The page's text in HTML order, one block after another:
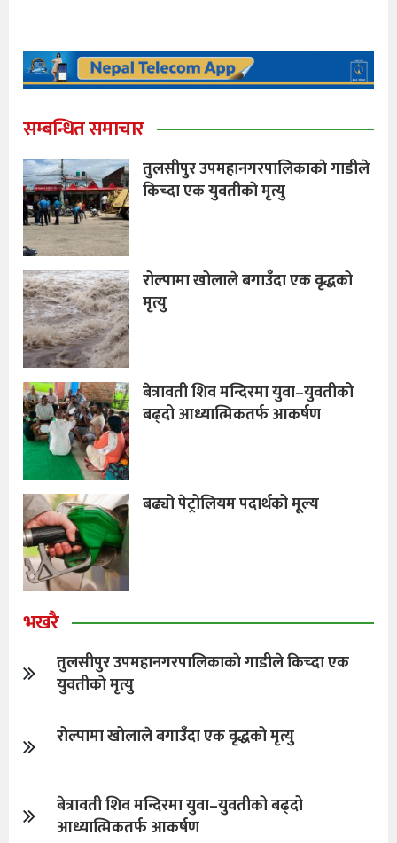
सम्बन्धित समाचार
तुलसीपुर उपमहानगरपालिकाकाे गाडीले
किच्दा एक युवतीकाे मृत्यु
रोल्पामा खोलाले बगाउँदा एक वृद्धको
मृत्यु
बेत्रावती शिव मन्दिरमा युवा–युवतीको
बढ्दो आध्यात्मिकतर्फ आकर्षण
बढ्यो पेट्रोलियम पदार्थको मूल्य
भखरै
तुलसीपुर उपमहानगरपालिकाकाे गाडीले किच्दा एक
युवतीकाे मृत्यु
रोल्पामा खोलाले बगाउँदा एक वृद्धको मृत्यु
बेत्रावती शिव मन्दिरमा युवा–युवतीको बढ्दो
आध्यात्मिकतर्फ आकर्षण